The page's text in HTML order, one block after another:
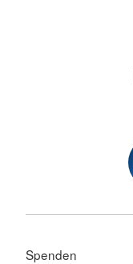
Spenden